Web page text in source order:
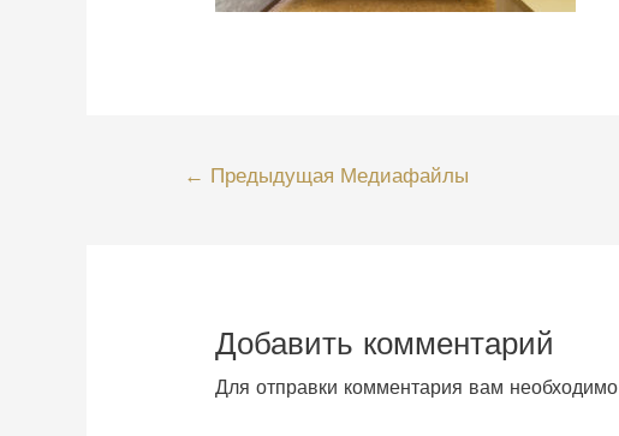
Навигация
← Предыдущая Медиафайлы
Добавить комментарий
Для отправки комментария вам необходимо